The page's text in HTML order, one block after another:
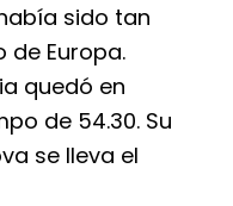
sido tan
de Europa.
quedó en
de 54.30. Su
se lleva el